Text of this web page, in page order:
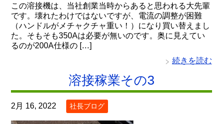
この溶接機は、当社創業当時からあると思われる大先輩
です。壊れたわけではないですが、電流の調整が困難
（ハンドルがメチャクチャ重い！）になり買い替えまし
た。そもそも350Aは必要が無いのです。奥に見えてい
るのが200A仕様の […]
続きを読む
溶接稼業その3
2月 16, 2022 社長ブログ